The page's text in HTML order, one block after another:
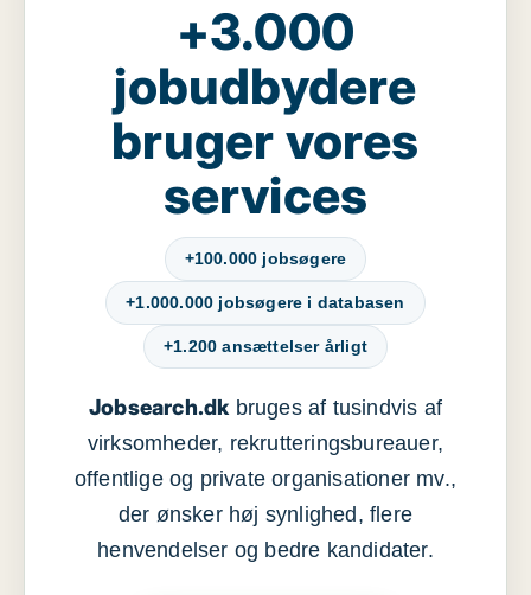
+3.000
jobudbydere
bruger vores
services
+100.000 jobsøgere
+1.000.000 jobsøgere i databasen
+1.200 ansættelser årligt
Jobsearch.dkbruges af tusindvis af
virksomheder, rekrutteringsbureauer,
offentlige og private organisationer mv.,
der ønsker høj synlighed, flere
henvendelser og bedre kandidater.